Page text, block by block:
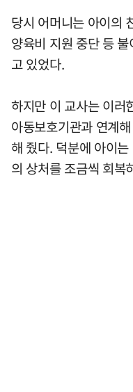
당시 어머니는 아이의
양육비 지원 중단 등
고 있었다.
하지만 이 교사는 이러
아동보호기관과 연계
해 줬다. 덕분에 아이
의 상처를 조금씩 회복